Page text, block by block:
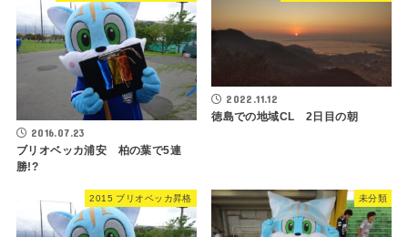
2016.07.23
ブリオベッカ浦安 柏の葉で5連
勝!?
2022.11.12
徳島での地域CL 2日目の朝
2015 ブリオベッカ昇格 未分類